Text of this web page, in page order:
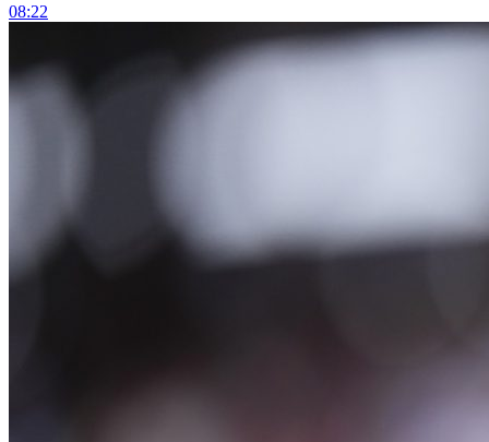
08:22